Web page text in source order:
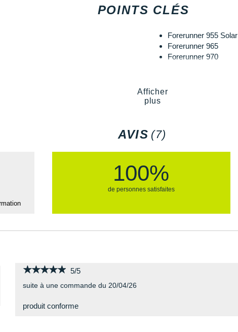
POINTS CLÉS
Forerunner 955 Solar
Forerunner 965
Forerunner 970
Afficher
plus
AVIS (7)
100%
de personnes satisfaites
★★★★★
★★★★★ 5/5
suite à une commande du 20/04/26
produit conforme